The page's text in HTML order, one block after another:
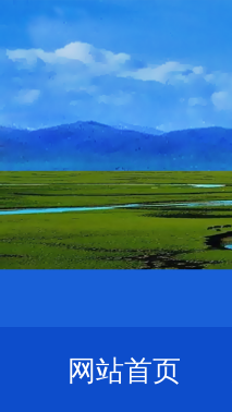
网站首页